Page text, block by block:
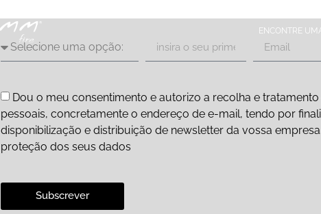
ENCONTRE
Dou o meu consentimento e autorizo a recolha e
pessoais, concretamente o endereço de e-mail, tendo por
disponibilização e distribuição de newsletter da vossa
proteção dos seus dados
Subscrever